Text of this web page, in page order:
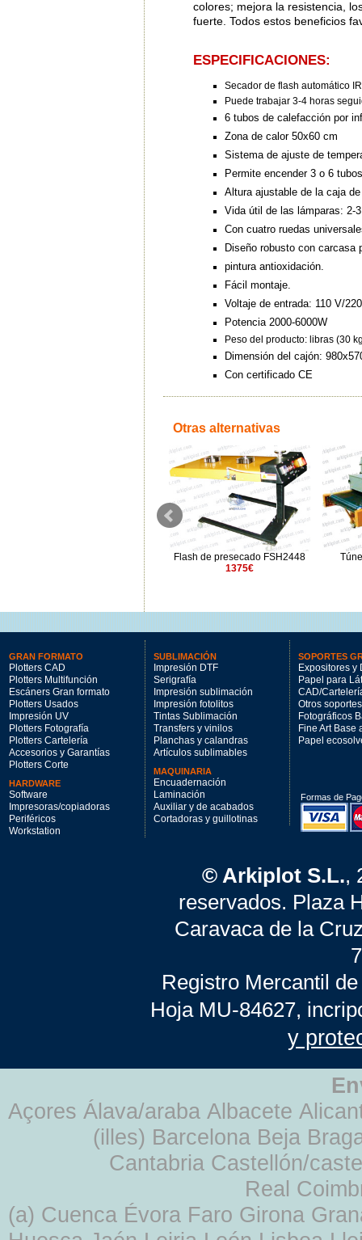
colores; mejora la resistencia,
fuerte. Todos estos beneficios
ESPECIFICACIONES:
Secador de flash automático
Puede trabajar 3-4 horas
6 tubos de calefacción por
Zona de calor 50x60 cm
Sistema de ajuste de
Permite encender 3 o 6
Altura ajustable de la caja
Vida útil de las lámparas: 2-
Con cuatro ruedas
Diseño robusto con carcasa
pintura antioxidación.
Fácil montaje.
Voltaje de entrada: 110 V/
Potencia 2000-6000W
Peso del producto: libras (30
Dimensión del cajón:
Con certificado CE
Otras alternativas
Flash de presecado FSH1850
Flash de presecado FSH2448
1375€
GRAN FORMATO
Plotters CAD
Plotters Multifunción
Escáners Gran formato
Plotters Usados
Impresión UV
Plotters Fotografía
Plotters Cartelería
Accesorios y Garantías
Plotters Corte
HARDWARE
Software
Impresoras/copiadoras
Periféricos
Workstation
SUBLIMACIÓN
Impresión DTF
Serigrafía
Impresión sublimación
Impresión fotolitos
Tintas Sublimación
Transfers y vinilos
Planchas y calandras
Artículos sublimables
MAQUINARIA
Encuadernación
Laminación
Auxiliar y de acabados
Cortadoras y guillotinas
SOPORTES
Expositores y
Papel para
CAD/
Otros soportes
Fotográficos
Fine Art Base
Papel
Formas de
© Arkiplot S.L.,
reservados. Plaza
Caravaca de la
Registro Mercantil
Hoja MU-84627,
y
Açores Álava/araba Albacete
(illes) Barcelona Beja
Cantabria Castellón/
Real
(a) Cuenca Évora Faro Girona